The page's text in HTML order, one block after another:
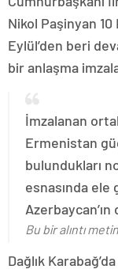
Nikol Paşinyan 10
Eylül’den beri
bir anlaşma
İmzalanan
Ermenistan
bulundukları
esnasında
Bu bir alıntı
Dağlık